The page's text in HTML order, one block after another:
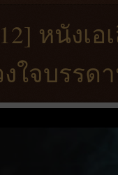
หนังเ
ใจบรรด